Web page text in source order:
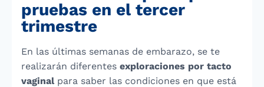
pruebas en el tercer
trimestre
En las últimas semanas de embarazo, se te
realizarán diferentes exploraciones por tacto
vaginalpara saber las condiciones en que está